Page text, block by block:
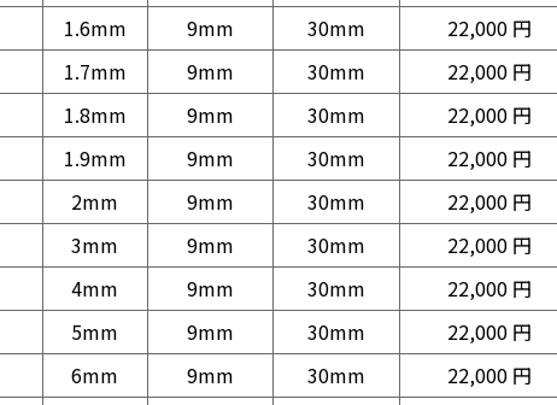
1.6mm 9mm 30mm 22,000 円
1.7mm 9mm 30mm 22,000 円
1.8mm 9mm 30mm 22,000 円
1.9mm 9mm 30mm 22,000 円
2mm 9mm 30mm 22,000 円
3mm 9mm 30mm 22,000 円
4mm 9mm 30mm 22,000 円
5mm 9mm 30mm 22,000 円
6mm 9mm 30mm 22,000 円